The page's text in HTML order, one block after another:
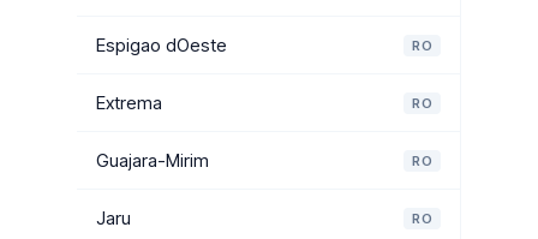
Espigao dOeste RO
Extrema RO
Guajara-Mirim RO
Jaru RO